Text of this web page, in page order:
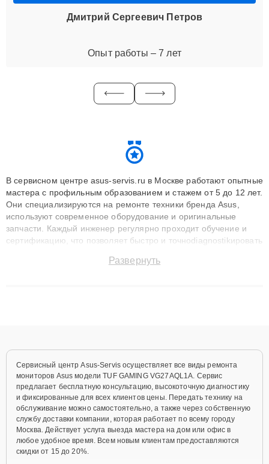
Дмитрий Сергеевич Петров
Опыт работы – 7 лет
В сервисном центре asus-servis.ru в Москве работают опытные
мастера с профильным образованием и стажем от 5 до 12 лет.
Они специализируются на ремонте техники бренда Asus,
используют современное оборудование и оригинальные
запчасти. Каждый инженер регулярно проходит обучение и
сертификацию, что позволяет быстро и точноdiagnostikировать
до 3 лет. Наши мастера решают сложные случаи: от замены
Развернуть
Сервисный центр Asus-Servis осуществляет все виды ремонта
мониторов Asus модели TUF GAMING VG27AQL1A. Сервис
предлагает бесплатную консультацию, высокоточную диагностику
и фиксированные для всех клиентов цены. Передать технику на
обслуживание можно самостоятельно, а также через собственную
службу доставки компании, которая работает по всему городу
Москва. Действует услуга выезда мастера на дом или офис в
любое удобное время. Всем новым клиентам предоставляются
скидки от 15 до 20%.